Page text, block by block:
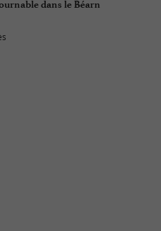
dans le Béarn